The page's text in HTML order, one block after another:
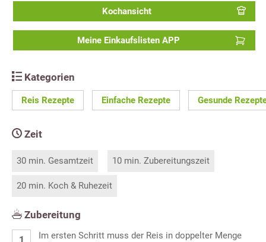
Kochansicht
Meine Einkaufslisten APP
Kategorien
Reis Rezepte Einfache Rezepte Gesunde
Zeit
30 min. Gesamtzeit 10 min. Zubereitungszeit
20 min. Koch & Ruhezeit
Zubereitung
Im ersten Schritt muss der Reis in doppelter Menge